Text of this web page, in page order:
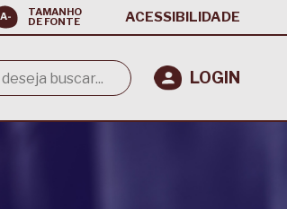
TAMANHO
DE FONTE ACESSIBILIDADE
LOGIN